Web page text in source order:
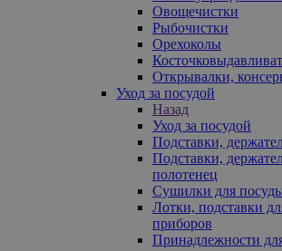
Овощечистки
Рыбочистки
Орехоколы
Открывалки,
Уход за посудой
Назад
Уход за посудой
Подставки,
Подставки,
полотенец
Сушилки для
Лотки, подставки
приборов
Принадлежности